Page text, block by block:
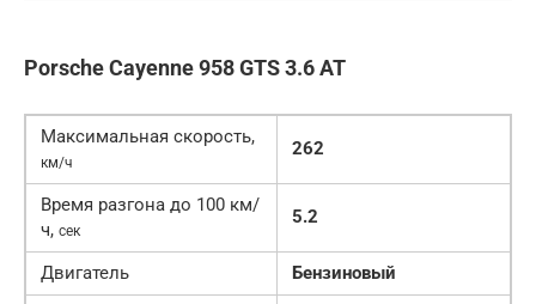
Porsche Cayenne 958 GTS 3.6 AT
Максимальная скорость,
км/ч
262
Время разгона до 100 км/
ч, сек
5.2
Двигатель
Бензиновый